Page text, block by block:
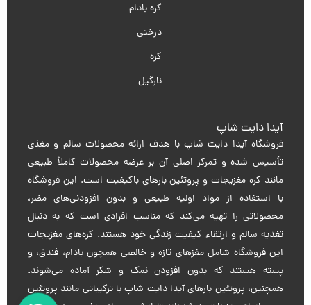
کره بادام
درختی
کره
نارگیل
آیدا دایت شاپ
فروشگاه آیدا دایت شاپ با هدف ارائه محصولات سالم و مغذی
تأسیس شده و تمرکز اصلی آن بر عرضه محصولات کاملاً طبیعی
مانند کره مغزیجات و پروتئین بارهای باکیفیت است. این فروشگاه
با استفاده از مواد اولیه طبیعی و بدون افزودنی‌های مضر،
محصولاتی را تهیه می‌کند که مناسب افرادی است که به دنبال
تغذیه سالم و ارتقاء کیفیت زندگی خود هستند. کره‌های مغزیجات
این فروشگاه شامل مغزهای تازه و خالصی همچون بادام، فندق، و
پسته هستند که بدون افزودن نمک و شکر آماده می‌شوند.
همچنین، پروتئین بارهای آیدا دایت شاپ با ترکیباتی مانند پروتئین